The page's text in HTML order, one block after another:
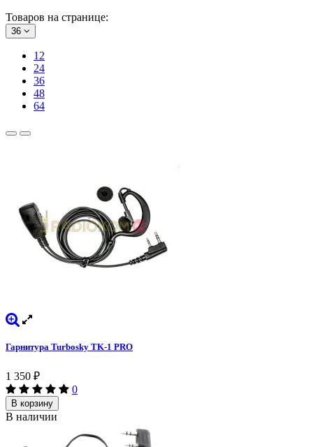
Товаров на странице:
36
12
24
36
48
64
Гарнитура Turbosky TK-1 PRO
1 350 ₽
0
В корзину
В наличии